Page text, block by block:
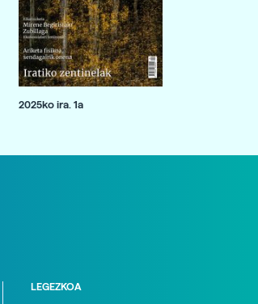
2025ko ira. 1a
LEGEZKOA